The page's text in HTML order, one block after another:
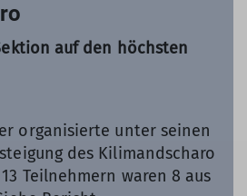
auf den höchsten
organisierte unter seinen
des Kilimandscharo
Teilnehmern waren 8 aus